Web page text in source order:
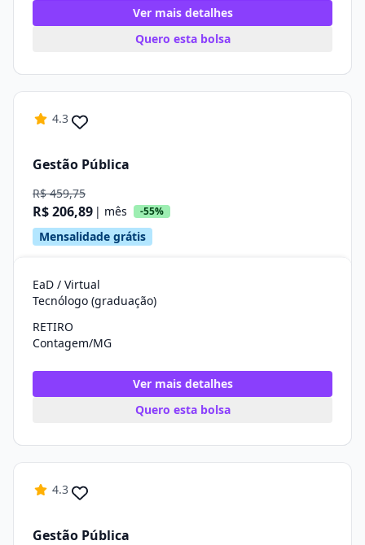
Ver mais detalhes
Quero esta bolsa
4.3
Gestão Pública
R$ 459,75
R$ 206,89 | mês -55%
Mensalidade grátis
EaD / Virtual
Tecnólogo (graduação)
RETIRO
Contagem/MG
Ver mais detalhes
Quero esta bolsa
4.3
Gestão Pública